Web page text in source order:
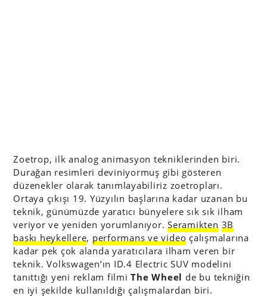
Zoetrop, ilk analog animasyon tekniklerinden biri.
Durağan resimleri deviniyormuş gibi gösteren
düzenekler olarak tanımlayabiliriz zoetropları.
Ortaya çıkışı 19. Yüzyılın başlarına kadar uzanan bu
teknik, günümüzde yaratıcı bünyelere sık sık ilham
veriyor ve yeniden yorumlanıyor.Seramikten 3B
baskı heykellere, performans ve video çalışmalarına
kadar pek çok alanda yaratıcılara ilham veren bir
teknik. Volkswagen’ın ID.4 Electric SUV modelini
tanıttığı yeni reklam filmiThe Wheel de bu tekniğin
en iyi şekilde kullanıldığı çalışmalardan biri.